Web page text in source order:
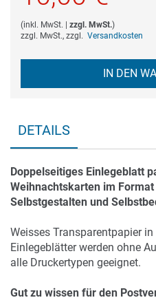
(inkl. MwSt. | zzgl. MwSt.)
zzgl. MwSt., zzgl. Versandkosten
IN DEN
DETAILS
Doppelseitiges Einlegeblatt
Weihnachtskarten im
Selbstgestalten und
Weisses Transparentpapier
Einlegeblätter werden ohne
alle Druckertypen geeignet.
Gut zu wissen für den